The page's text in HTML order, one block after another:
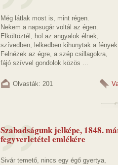
Még látlak most is, mint régen.
Nekem a napsugár voltál az égen.
Elköltöztél, hol az angyalok élnek,
szívedben, lelkedben kihunytak a
Felnézek az égre, a szép csillagokra,
fájó szívvel gondolok közös ...
Olvasták: 201
Szabadságunk jelképe, 1848.
fegyverletétel emlékére
Sivár temető, nincs egy égő gyertya,